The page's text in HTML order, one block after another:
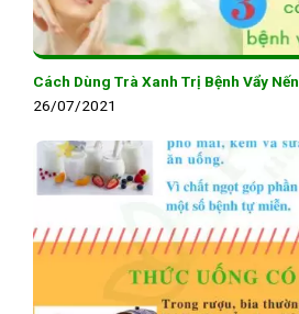
Cách Dùng Trà Xanh Trị Bệnh Vẩy Nến
26/07/2021